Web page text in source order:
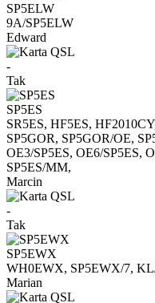
SP5ELW
9A/SP5ELW
Edward
-
Tak
SP5ES
SR5ES, HF5ES,
SP5GOR, SP5GOR/OE,
OE3/SP5ES, OE6/SP5ES,
SP5ES/MM,
Marcin
-
Tak
SP5EWX
WH0EWX, SP5EWX/7,
Marian